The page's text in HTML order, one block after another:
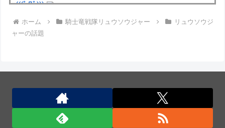
(((ﾟДﾟ)))
【動画】両方馬鹿（笑）ミニストップでトラックと衝
突したドラレコが（ノ∇`）
落してしまう。
【動画】自動ドアの仕組みを理解した富山のツバメが
韓国陸軍の射撃訓練中だったK1E1戦車で火災、乗員
ホーム 騎士竜戦隊リュウソウジャー
リュウソウジ
ャーの話題